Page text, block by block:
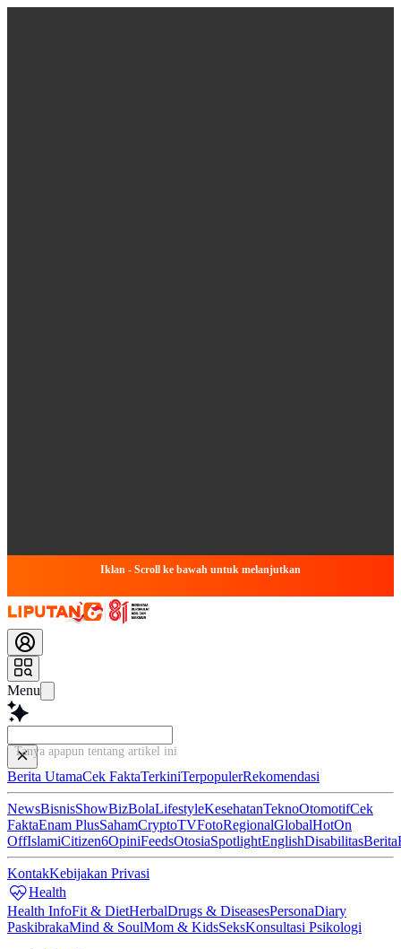
Iklan - Scroll ke bawah untuk melanjutkan
Menu
Tanya apapun tentang artikel ini...
Berita UtamaCek FaktaTerkiniTerpopulerRekomendasi
NewsBisnisShowBizBolaLifestyleKesehatanTeknoOtomotifCek
FaktaEnam PlusSahamCryptoTVFotoRegionalGlobalHotOn
OffIslamiCitizen6OpiniFeedsOtosiaSpotlightEnglishDisabilitasBerita
KontakKebijakan Privasi
Health
Health InfoFit & DietHerbalDrugs & DiseasesPersonaDiary
PaskibrakaMind & SoulMom & KidsSeksKonsultasi Psikologi